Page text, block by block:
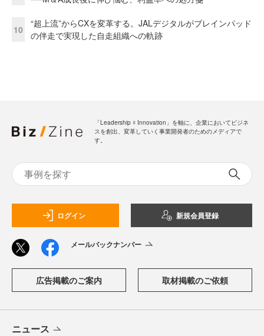
10
“超上流”からCXを変革する。JALデジタルがブレインパッド
の伴走で実現した自走組織への軌跡
「Leadership ☓ Innovation」を軸に、企業においてビジネ
スを創出、変革していく事業開発者のためのメディアで
す。
ログイン 新規会員登録
メールバックナンバー
広告掲載のご案内 取材掲載のご依頼
ニュース